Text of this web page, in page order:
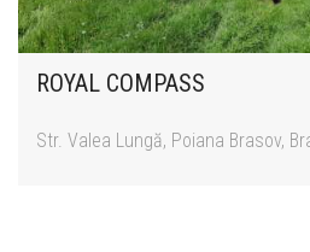
ROYAL COMPASS
Str. Valea Lungă, Poiana Brasov,